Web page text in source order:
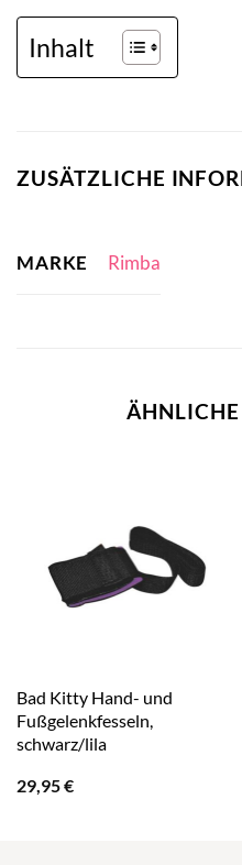
Inhalt
ZUSÄTZLICHE
MARKE Rimba
Bad Kitty Hand- und
Fußgelenkfesseln,
schwarz/lila
29,95€